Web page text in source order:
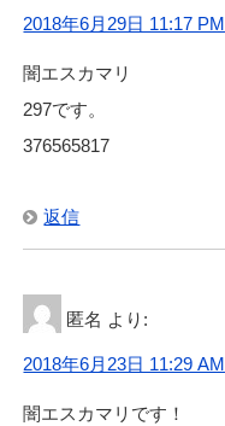
2018年6月29日 11:17 PM
闇エスカマリ
297です。
376565817
返信
匿名 より:
2018年6月23日 11:29 AM
闇エスカマリです！